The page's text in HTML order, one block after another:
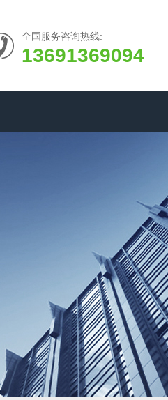
全国服务咨询热线:
13691369094